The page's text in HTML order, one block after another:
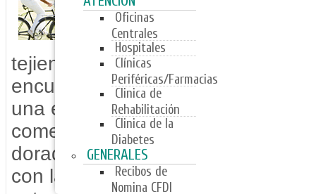
Oficinas
Centrales
Hospitales
Clínicas
Periféricas/Farmacias
Clinica de
Rehabilitación
Clinica de la
Diabetes
GENERALES
Recibos de
Nomina CFDI
cada vez en mejor
seguro que la
tejiendo, en realidad es más
encuentre haciendo Pilates o a
una excursión de
comenzando a ver sus setenta
dorados. Este cambio de actitud
con la extensión de la esperanza